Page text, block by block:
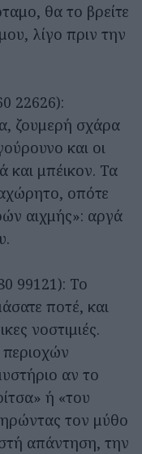
θα το βρείτε
λίγο πριν την
22626):
ζουμερή σχάρα
και οι
και μπέικον. Τα
οπότε
αιχμής»: αργά
99121): Το
ποτέ, και
νοστιμιές.
περιοχών
αν το
ή «του
τον μύθο
απάντηση, την